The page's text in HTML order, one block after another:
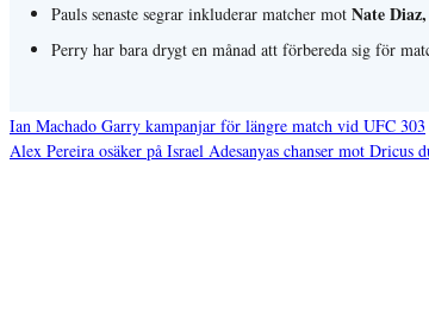
Pauls senaste segrar inkluderar matcher mot Nate
Perry har bara drygt en månad att förbereda sig för
Ian Machado Garry kampanjar för längre match vid UFC 303
Alex Pereira osäker på Israel Adesanyas chanser mot Dricus